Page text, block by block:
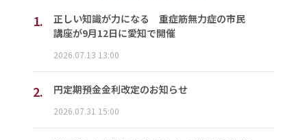
1.
正しい知識が力になる 重症筋無力症の市民
講座が9月12日に愛知で開催
2026.07.13 13:00
2. 円定期預金金利改定のお知らせ
2026.07.31 15:00